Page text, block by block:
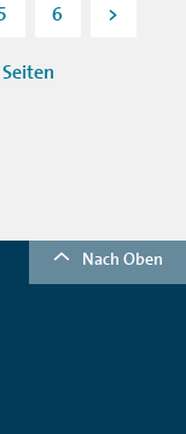
6 >
Nach Oben